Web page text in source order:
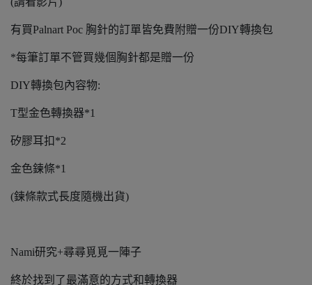
有買Palnart Poc 胸針的訂單皆免費附贈一份DIY轉換包
*每筆訂單不管買幾個胸針都是贈一份
DIY轉換包內容物:
T型金色轉換器*1
矽膠耳扣*2
金色鍊條*1
(鍊條款式長度隨機出貨)
Nami研究+尋尋覓覓一陣子
終於找到了最滿意的方式和轉換器